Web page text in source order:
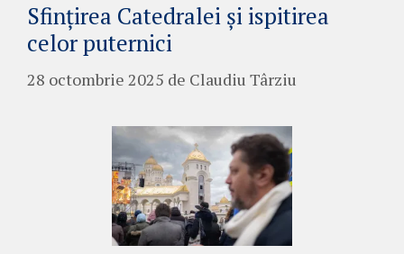
Sfințirea Catedralei și ispitirea
celor puternici
28 octombrie 2025 de Claudiu Târziu